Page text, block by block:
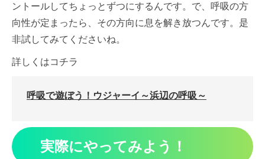
ントールしてちょっとずつにするんです。で、呼吸の方
向性が定まったら、その方向に息を解き放つんです。是
非試してみてくださいね。
詳しくはコチラ
呼吸で遊ぼう！ウジャーイ～浜辺の呼吸～
実際にやってみよう！